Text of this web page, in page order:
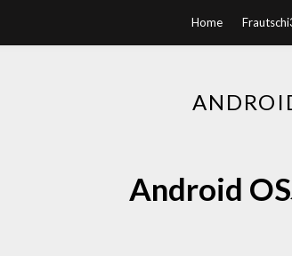
Home
Android